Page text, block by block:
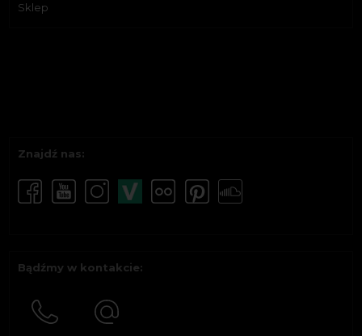
Sklep
Znajdź nas:
Bądźmy w kontakcie: